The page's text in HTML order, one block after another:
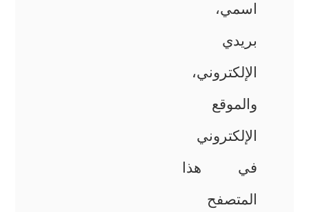
اسمي،
بريدي
الإلكتروني،
والموقع
الإلكتروني
في هذا
المتصفح